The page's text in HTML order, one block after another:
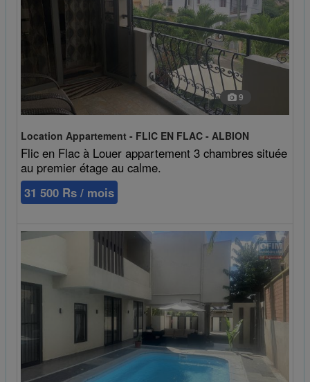
9
Location Appartement - FLIC EN FLAC - ALBION
Flic en Flac à Louer appartement 3 chambres située
au premier étage au calme.
31 500 Rs / mois